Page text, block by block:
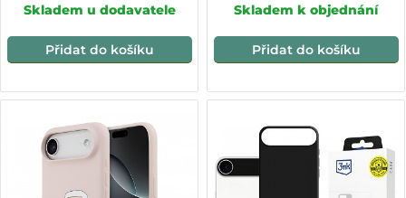
Skladem u dodavatele
Přidat do košíku
Skladem k objednání
Přidat do košíku